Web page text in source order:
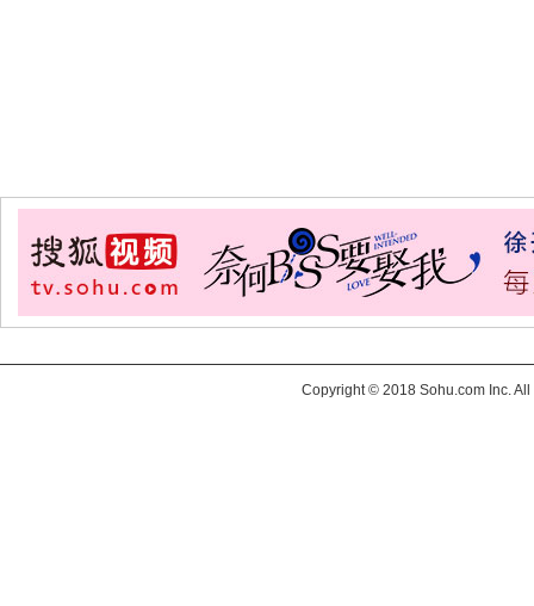
Copyright © 2018 Sohu.com Inc.